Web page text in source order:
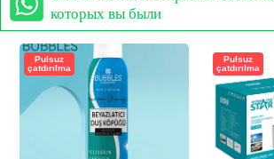
которых вы были